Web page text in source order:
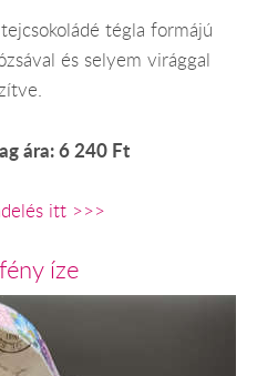
tégla formájú
és selyem virággal
ára: 6 240 Ft
itt >>>
íze